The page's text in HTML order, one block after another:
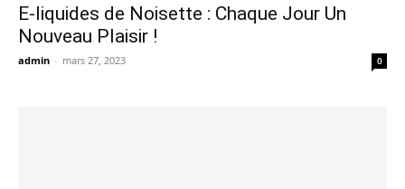
E-liquides de Noisette : Chaque Jour Un
Nouveau Plaisir !
admin - mars 27, 2023 0